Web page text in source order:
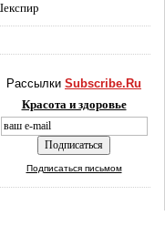
Рассылки Subscribe.Ru
Красота и здоровье
Подписаться письмом